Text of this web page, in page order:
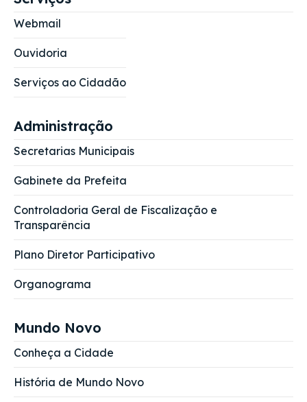
Webmail
Ouvidoria
Serviços ao Cidadão
Administração
Secretarias Municipais
Gabinete da Prefeita
Controladoria Geral de Fiscalização e
Transparência
Plano Diretor Participativo
Organograma
Mundo Novo
Conheça a Cidade
História de Mundo Novo